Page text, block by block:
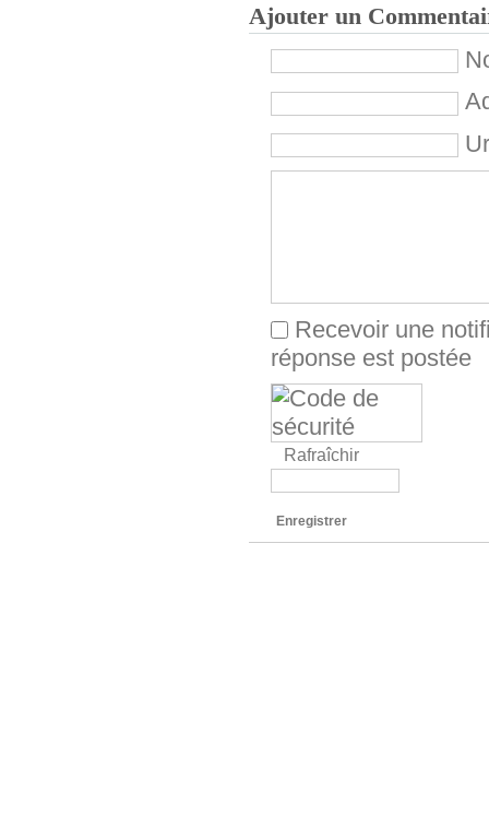
Ajouter un
Recevoir une
réponse est postée
Rafraîchir
Enregistrer